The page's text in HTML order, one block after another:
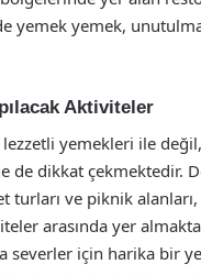
yemek yemek,
Aktiviteler
yemekleri ile
de dikkat çekmektedir.
turları ve piknik alanları,
arasında yer
severler için harika bir